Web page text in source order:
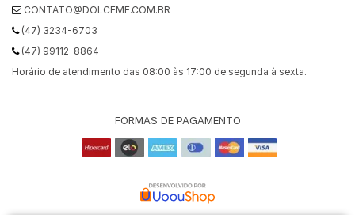
CONTATO@DOLCEME.COM.BR
(47) 3234-6703
(47) 99112-8864
Horário de atendimento das 08:00 às 17:00 de segunda à sexta.
FORMAS DE PAGAMENTO